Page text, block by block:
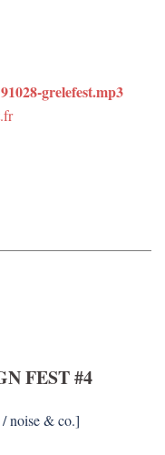
grelefest.mp3
FEST #4
noise & co.]